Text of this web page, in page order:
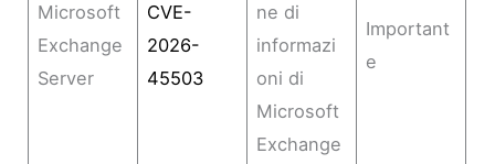
Microsoft
Exchange
Server
CVE-
2026-
45503
ne di
informazi
oni di
Microsoft
Exchange
Important
e